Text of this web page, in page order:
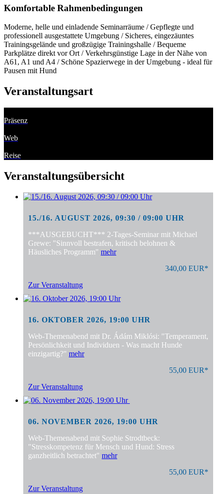
Komfortable Rahmenbedingungen
Moderne, helle und einladende Seminarräume / Gepflegte und
professionell ausgestattete Umgebung / Sicheres, eingezäuntes
Trainingsgelände und großzügige Trainingshalle / Bequeme
Parkplätze direkt vor Ort / Verkehrsgünstige Lage in der Nähe von
A61, A1 und A4 / Schöne Spazierwege in der Umgebung - ideal für
Pausen mit Hund
Veranstaltungsart
Präsenz
Web
Reise
Veranstaltungsübersicht
15./16. AUGUST 2026, 09:30 / 09:00 UHR
***AUSGEBUCHT*** 2-Tages-Seminar mit Michael
Grewe: "Sinnvoll bestrafen, kritisch belohnen &
Häusliches Programm" mehr
340,00 EUR*
Zur Veranstaltung
16. OKTOBER 2026, 19:00 UHR
Web-Themenabend mit Dr. Ádám Miklósi: "Temperament,
Persönlichkeit und Individuen - Was macht Hunde
einzigartig?" mehr
55,00 EUR*
Zur Veranstaltung
06. NOVEMBER 2026, 19:00 UHR
Web-Themenabend mit Sophie Strodtbeck:
"Stresskompetenz für Mensch und Hund: Stress
ganzheitlich betrachtet" mehr
55,00 EUR*
Zur Veranstaltung